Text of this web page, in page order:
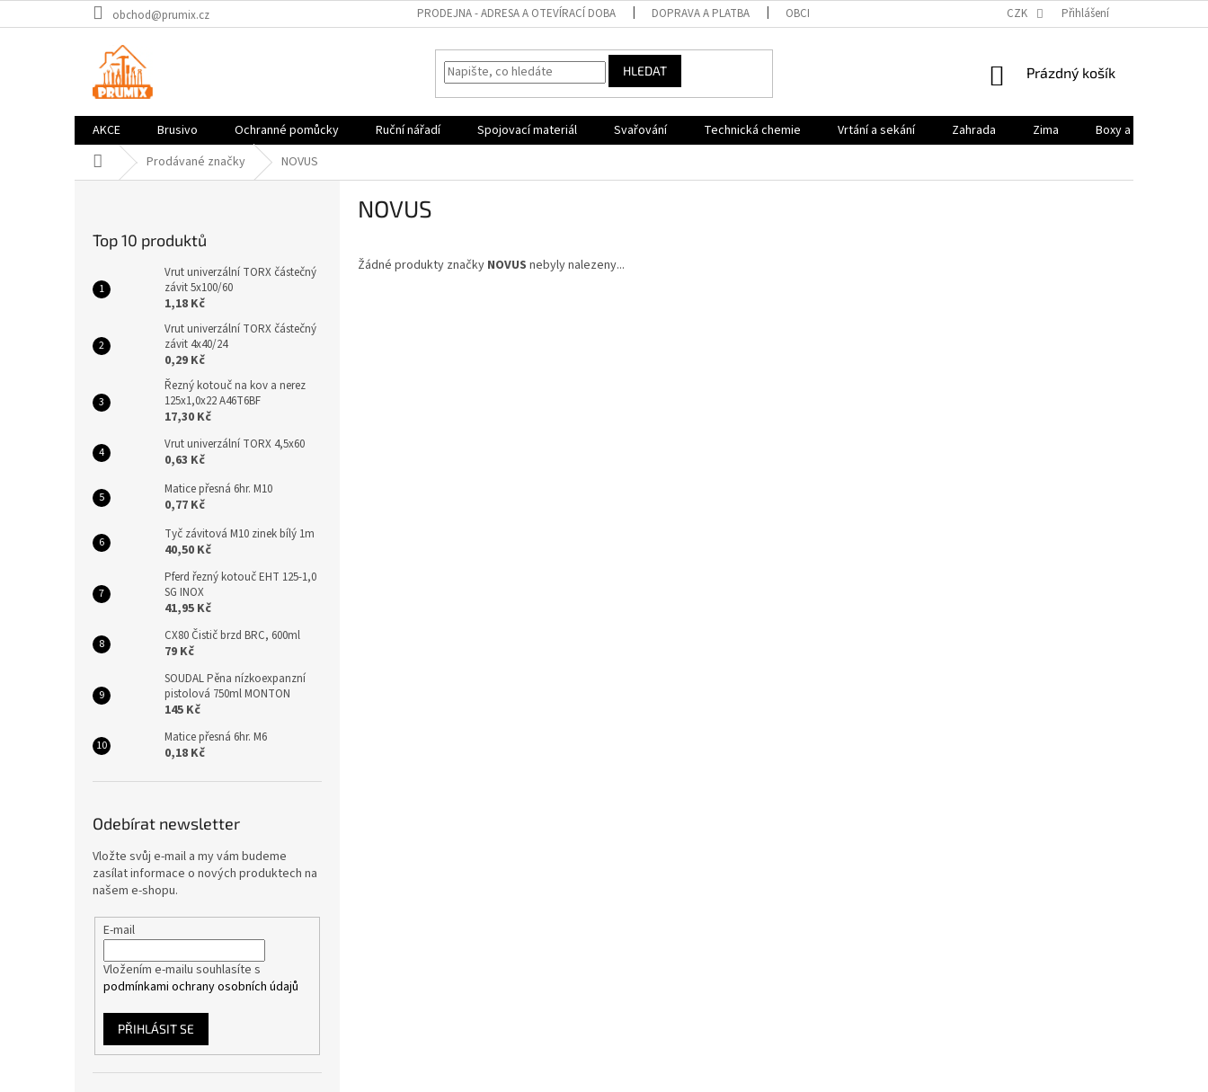
na
obchod@prumix.cz PRODEJNA - ADRESA A OTEVÍRACÍ DOBA DOPRAVA A PLATBA OBCHODNÍ PODMÍNKY PODMÍNKY OCHRANY OSOBNÍCH ÚDAJŮ
CZK Přihlášení
HLEDAT
NÁKUPNÍ
Prázdný košík
AKCE Brusivo Ochranné pomůcky Ruční nářadí Spojovací materiál Svařování Technická chemie Vrtání a sekání Zahrada Zima Boxy a brašny
Domů Prodávané značky NOVUS
Top 10 produktů
Vrut univerzální TORX částečný
závit 5x100/60
1,18 Kč
Vrut univerzální TORX částečný
závit 4x40/24
0,29 Kč
Řezný kotouč na kov a nerez
125x1,0x22 A46T6BF
17,30 Kč
Vrut univerzální TORX 4,5x60
0,63 Kč
Matice přesná 6hr. M10
0,77 Kč
Tyč závitová M10 zinek bílý 1m
40,50 Kč
Pferd řezný kotouč EHT 125-1,0
SG INOX
41,95 Kč
CX80 Čistič brzd BRC, 600ml
79 Kč
SOUDAL Pěna nízkoexpanzní
pistolová 750ml MONTON
145 Kč
Matice přesná 6hr. M6
0,18 Kč
Odebírat newsletter
Vložte svůj e-mail a my vám budeme
zasílat informace o nových produktech na
našem e-shopu.
E-mail
Vložením e-mailu souhlasíte s
podmínkami ochrany osobních údajů
PŘIHLÁSIT SE
NOVUS
Žádné produkty značky NOVUS nebyly nalezeny...